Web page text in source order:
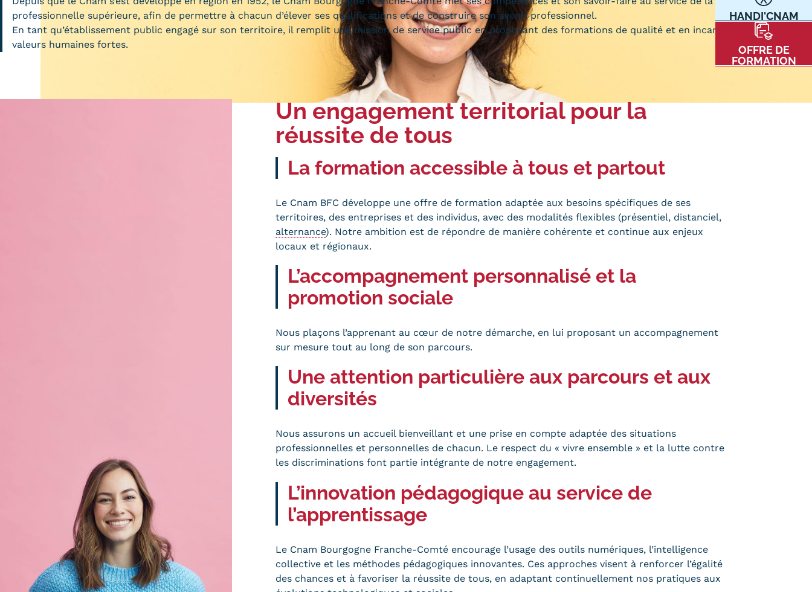
HANDI'CNAM
OFFRE DE
FORMATION
Quoi de neuf au Cnam BFC?
Actualités
Contact
Alternance
Enseignement à distance
Validation des Acquis de
Validation des acquis
professionnels et personnels
Qualiopi
Le Cnam ICSV
Mobilité internationale et
Erasmus
Règlement intérieur
Infos élèves
Modalités d'inscription
Modalités de financement
Kits communications Cnam
Navigation
NOUS RECRUTONS ESPACE PRESSE/MÉDIAS CARTE INTERACTIVE DES CENTRES
professionnelle supérieure, afin de permettre à chacun d’élever ses qualifications et de construire son avenir professionnel.
En tant qu’établissement public engagé sur son territoire, il remplit une mission de service public en proposant des formations de qualité et en incarnant des
valeurs humaines fortes.
Un engagement territorial pour la
réussite de tous
La formation accessible à tous et partout
Le Cnam BFC développe une offre de formation adaptée aux besoins spécifiques de ses
territoires, des entreprises et des individus, avec des modalités flexibles (présentiel, distanciel,
alternance). Notre ambition est de répondre de manière cohérente et continue aux enjeux
locaux et régionaux.
L’accompagnement personnalisé et la
promotion sociale
Nous plaçons l’apprenant au cœur de notre démarche, en lui proposant un accompagnement
sur mesure tout au long de son parcours.
Une attention particulière aux parcours et aux
diversités
Nous assurons un accueil bienveillant et une prise en compte adaptée des situations
professionnelles et personnelles de chacun. Le respect du « vivre ensemble » et la lutte contre
les discriminations font partie intégrante de notre engagement.
L’innovation pédagogique au service de
l’apprentissage
Le Cnam Bourgogne Franche-Comté encourage l’usage des outils numériques, l’intelligence
collective et les méthodes pédagogiques innovantes. Ces approches visent à renforcer l’égalité
des chances et à favoriser la réussite de tous, en adaptant continuellement nos pratiques aux